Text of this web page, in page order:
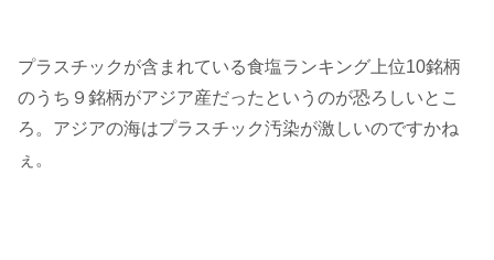
プラスチックが含まれている食塩ランキング上位10銘柄
のうち９銘柄がアジア産だったというのが恐ろしいとこ
ろ。アジアの海はプラスチック汚染が激しいのですかね
ぇ。